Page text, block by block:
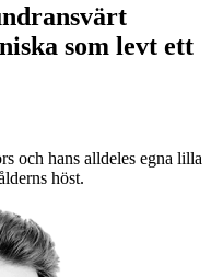
som levt ett
och hans alldeles egna lilla
höst.